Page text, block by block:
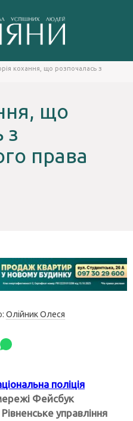
кохання, що розпочалась з
що
з
права
Олійник Олеся
поліція
Фейсбук
управління